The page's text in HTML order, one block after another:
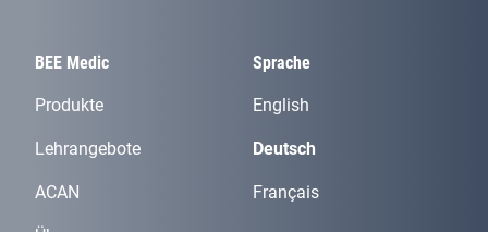
BEE Medic
Produkte
Lehrangebote
ACAN
Sprache
English
Deutsch
Français